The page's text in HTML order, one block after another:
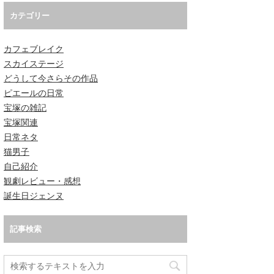
カテゴリー
カフェブレイク
スカイステージ
どうして今さらその作品
ピエールの日常
宝塚の雑記
宝塚関連
日常ネタ
猫男子
自己紹介
観劇レビュー・感想
誕生日ジェンヌ
記事検索